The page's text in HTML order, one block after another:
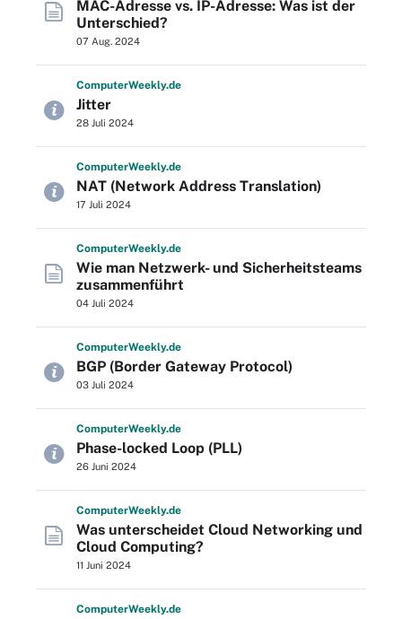
MAC-Adresse vs. IP-Adresse: Was ist der
Unterschied?
07 Aug. 2024
ComputerWeekly.de
Jitter
28 Juli 2024
ComputerWeekly.de
NAT (Network Address Translation)
17 Juli 2024
ComputerWeekly.de
Wie man Netzwerk- und Sicherheitsteams
zusammenführt
04 Juli 2024
ComputerWeekly.de
BGP (Border Gateway Protocol)
03 Juli 2024
ComputerWeekly.de
Phase-locked Loop (PLL)
26 Juni 2024
ComputerWeekly.de
Was unterscheidet Cloud Networking und
Cloud Computing?
11 Juni 2024
ComputerWeekly.de